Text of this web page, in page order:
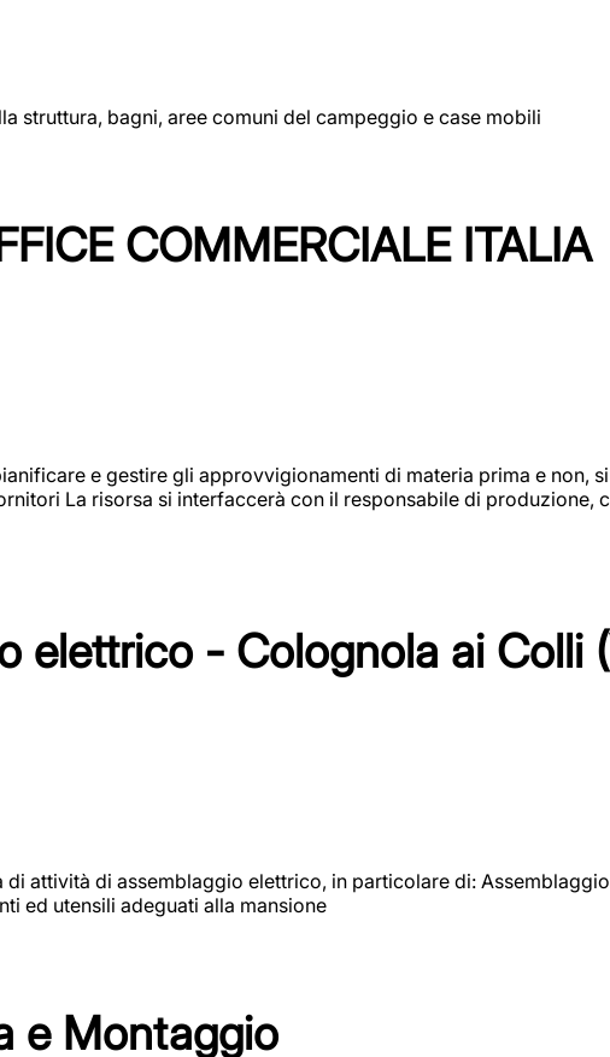
struttura, bagni, aree comuni del campeggio e case mobili
COMMERCIALE ITALIA
e gestire gli approvvigionamenti di materia prima e
La risorsa si interfaccerà con il responsabile di
elettrico - Colognola ai Colli
attività di assemblaggio elettrico, in particolare di:
ed utensili adeguati alla mansione
e Montaggio